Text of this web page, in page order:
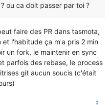
ou ca doit passer par toi ?
faire des PR dans tasmota,
l'habitude ça m'a pris 2 min
un fork, le maintenir en sync
parfois des rebase, le process
git aucun soucis (c'était